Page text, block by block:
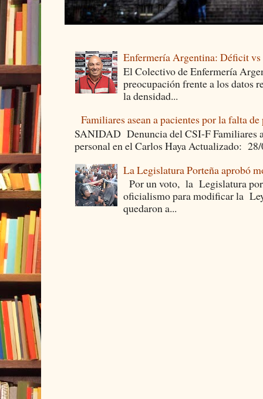
Enfermería Argentina: Déficit
El Colectivo de Enfermería
preocupación frente a los datos
la densidad...
Familiares asean a pacientes por la falta
SANIDAD Denuncia del CSI-F Familiares
personal en el Carlos Haya Actualizado:
La Legislatura Porteña aprobó
Por un voto, la Legislatura
oficialismo para modificar la
quedaron a...